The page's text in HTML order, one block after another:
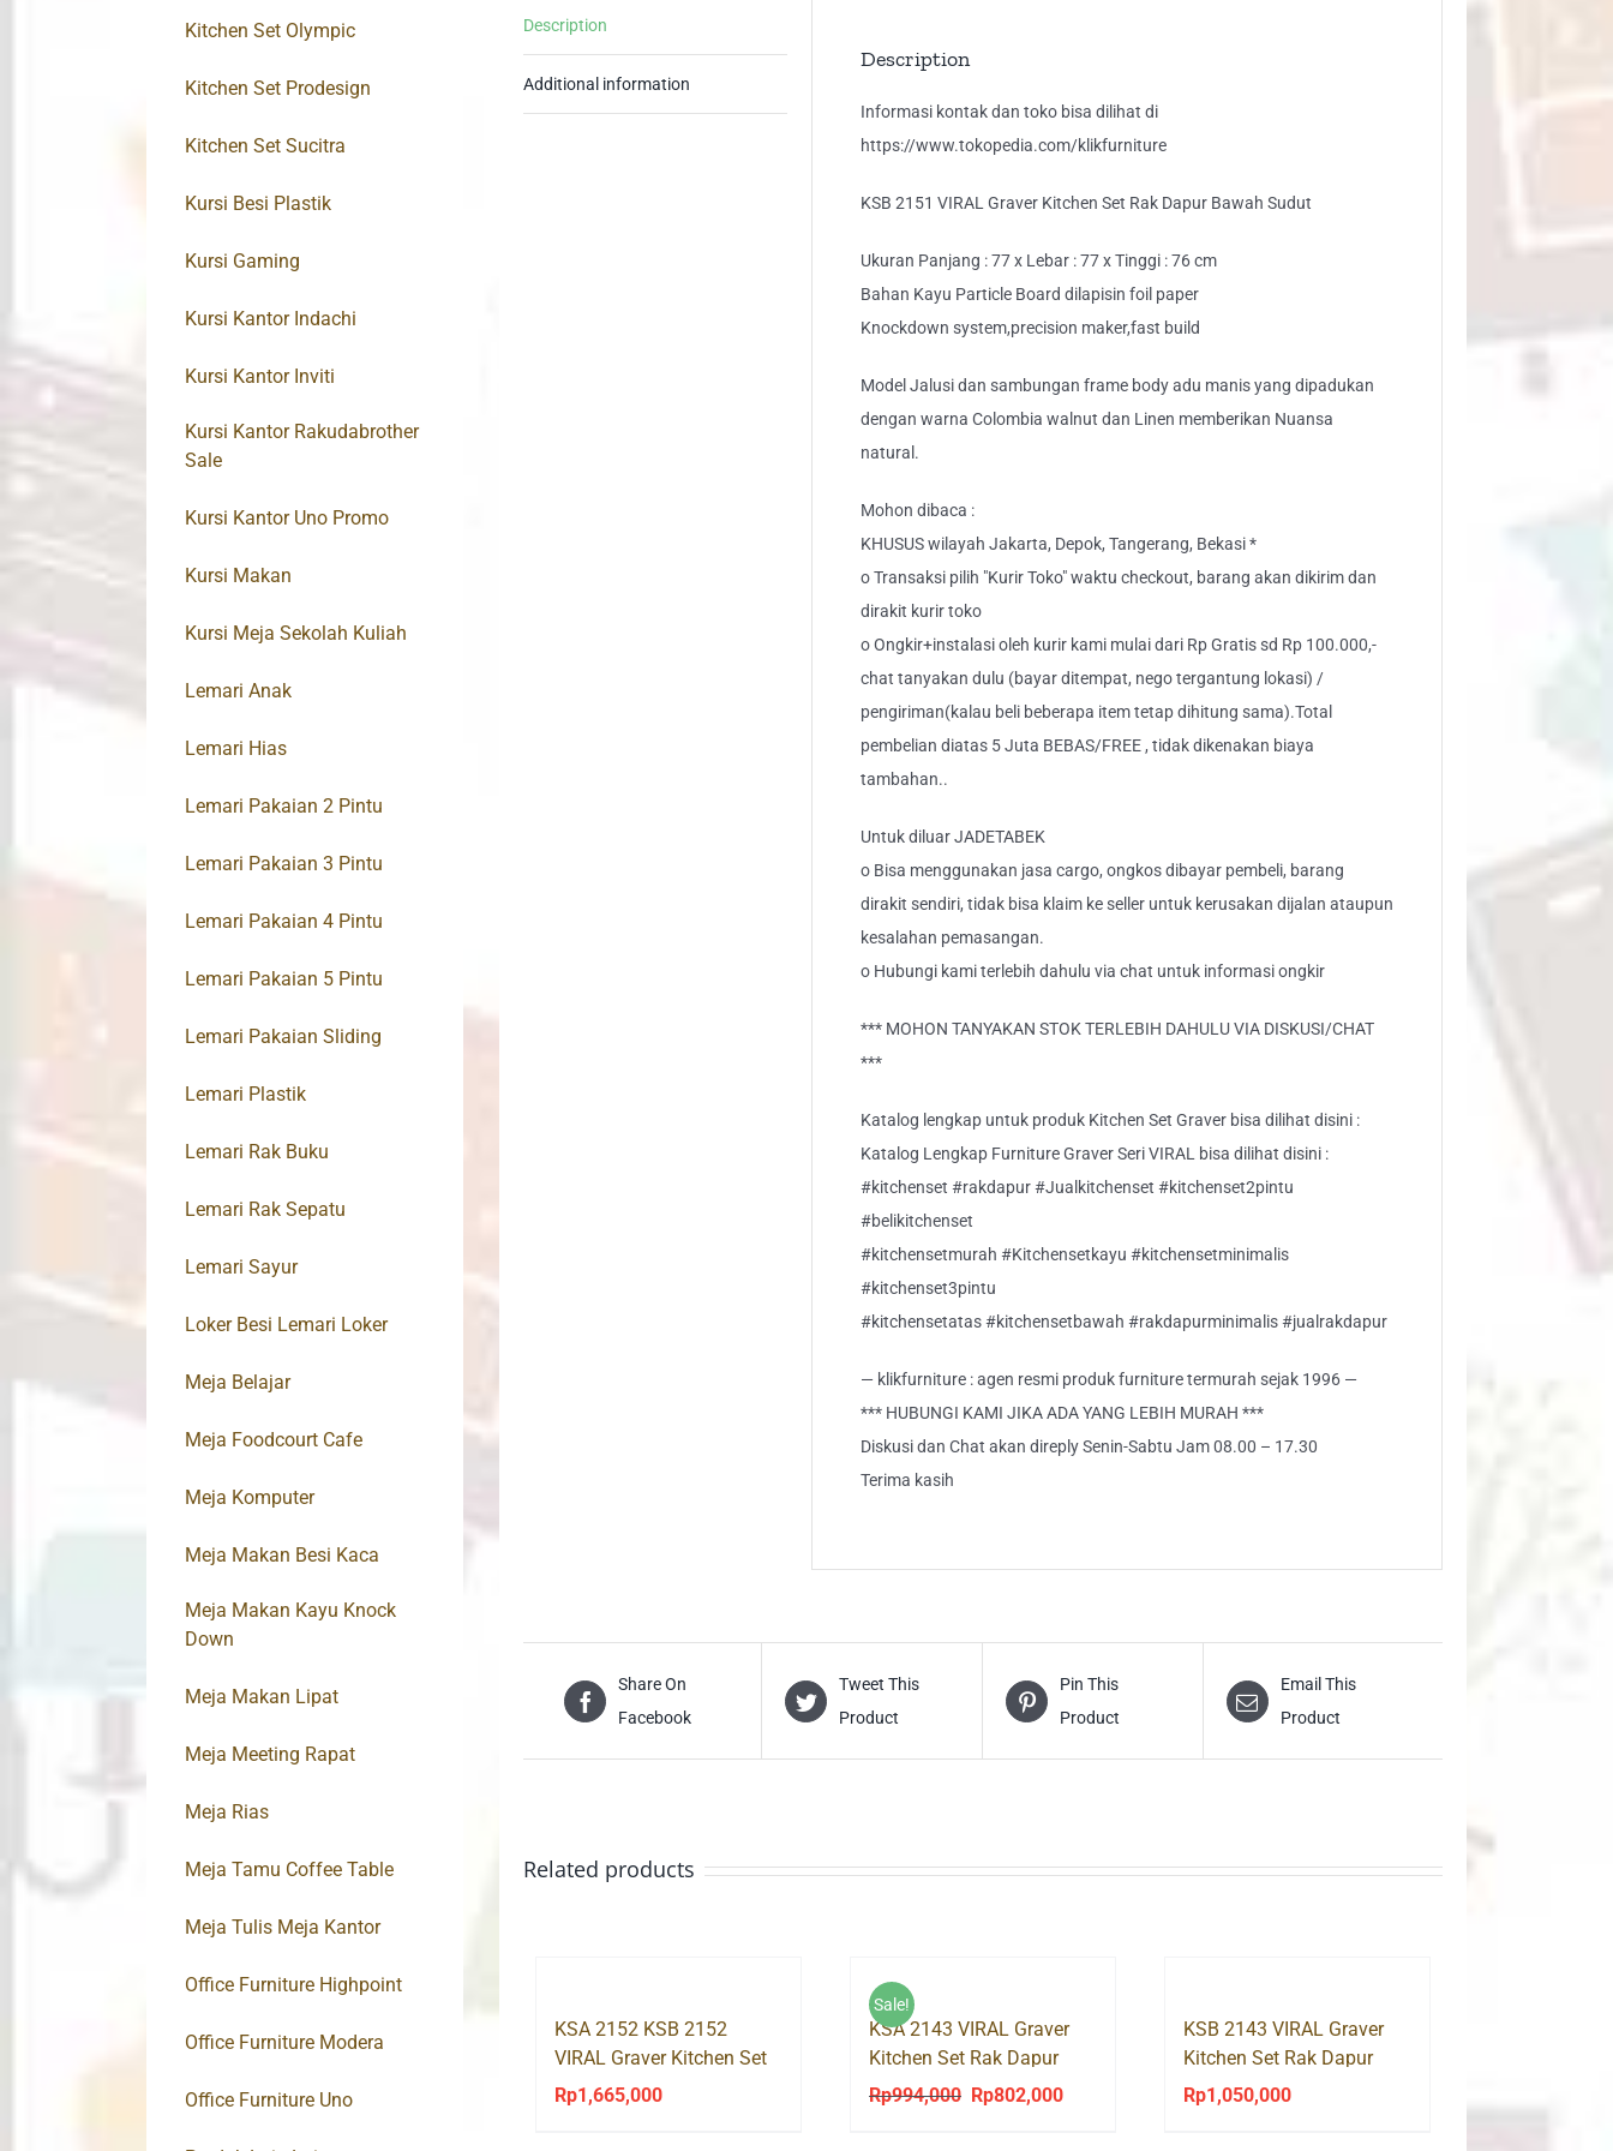
Dapur
quantity
Description
Additional information
Description
Informasi kontak dan toko bisa dilihat di
https://www.tokopedia.com/klikfurniture
KSB 2151 VIRAL Graver Kitchen Set Rak Dapur Bawah Sudut
Ukuran Panjang : 77 x Lebar : 77 x Tinggi : 76 cm
Bahan Kayu Particle Board dilapisin foil paper
Knockdown system,precision maker,fast build
Model Jalusi dan sambungan frame body adu manis yang dipadukan
dengan warna Colombia walnut dan Linen memberikan Nuansa
natural.
Mohon dibaca :
KHUSUS wilayah Jakarta, Depok, Tangerang, Bekasi *
o Transaksi pilih "Kurir Toko" waktu checkout, barang akan dikirim dan
dirakit kurir toko
o Ongkir+instalasi oleh kurir kami mulai dari Rp Gratis sd Rp 100.000,-
chat tanyakan dulu (bayar ditempat, nego tergantung lokasi) /
pengiriman(kalau beli beberapa item tetap dihitung sama).Total
pembelian diatas 5 Juta BEBAS/FREE , tidak dikenakan biaya
tambahan..
Untuk diluar JADETABEK
o Bisa menggunakan jasa cargo, ongkos dibayar pembeli, barang
dirakit sendiri, tidak bisa klaim ke seller untuk kerusakan dijalan ataupun
kesalahan pemasangan.
o Hubungi kami terlebih dahulu via chat untuk informasi ongkir
*** MOHON TANYAKAN STOK TERLEBIH DAHULU VIA DISKUSI/CHAT
***
Katalog lengkap untuk produk Kitchen Set Graver bisa dilihat disini :
Katalog Lengkap Furniture Graver Seri VIRAL bisa dilihat disini :
#kitchenset #rakdapur #Jualkitchenset #kitchenset2pintu
#belikitchenset
#kitchensetmurah #Kitchensetkayu #kitchensetminimalis
#kitchenset3pintu
#kitchensetatas #kitchensetbawah #rakdapurminimalis #jualrakdapur
— klikfurniture : agen resmi produk furniture termurah sejak 1996 —
*** HUBUNGI KAMI JIKA ADA YANG LEBIH MURAH ***
Diskusi dan Chat akan direply Senin-Sabtu Jam 08.00 – 17.30
Terima kasih
Share On
Facebook
Tweet This
Product
Pin This
Product
Email This
Product
Related products
KSA 2152 KSB 2152
VIRAL Graver Kitchen Set
Rak Dapur Atas Bawah
Rp1,665,000
Sale!
KSA 2143 VIRAL Graver
Kitchen Set Rak Dapur
Atas 3 Pintu
Rp994,000
Original
Rp802,000Current
KSB 2143 VIRAL Graver
Kitchen Set Rak Dapur
Bawah 3 Pintu
Rp1,050,000
Kitchen Set Olympic
Kitchen Set Prodesign
Kitchen Set Sucitra
Kursi Besi Plastik
Kursi Gaming
Kursi Kantor Indachi
Kursi Kantor Inviti
Kursi Kantor Rakudabrother
Sale
Kursi Kantor Uno Promo
Kursi Makan
Kursi Meja Sekolah Kuliah
Lemari Anak
Lemari Hias
Lemari Pakaian 2 Pintu
Lemari Pakaian 3 Pintu
Lemari Pakaian 4 Pintu
Lemari Pakaian 5 Pintu
Lemari Pakaian Sliding
Lemari Plastik
Lemari Rak Buku
Lemari Rak Sepatu
Lemari Sayur
Loker Besi Lemari Loker
Meja Belajar
Meja Foodcourt Cafe
Meja Komputer
Meja Makan Besi Kaca
Meja Makan Kayu Knock
Down
Meja Makan Lipat
Meja Meeting Rapat
Meja Rias
Meja Tamu Coffee Table
Meja Tulis Meja Kantor
Office Furniture Highpoint
Office Furniture Modera
Office Furniture Uno